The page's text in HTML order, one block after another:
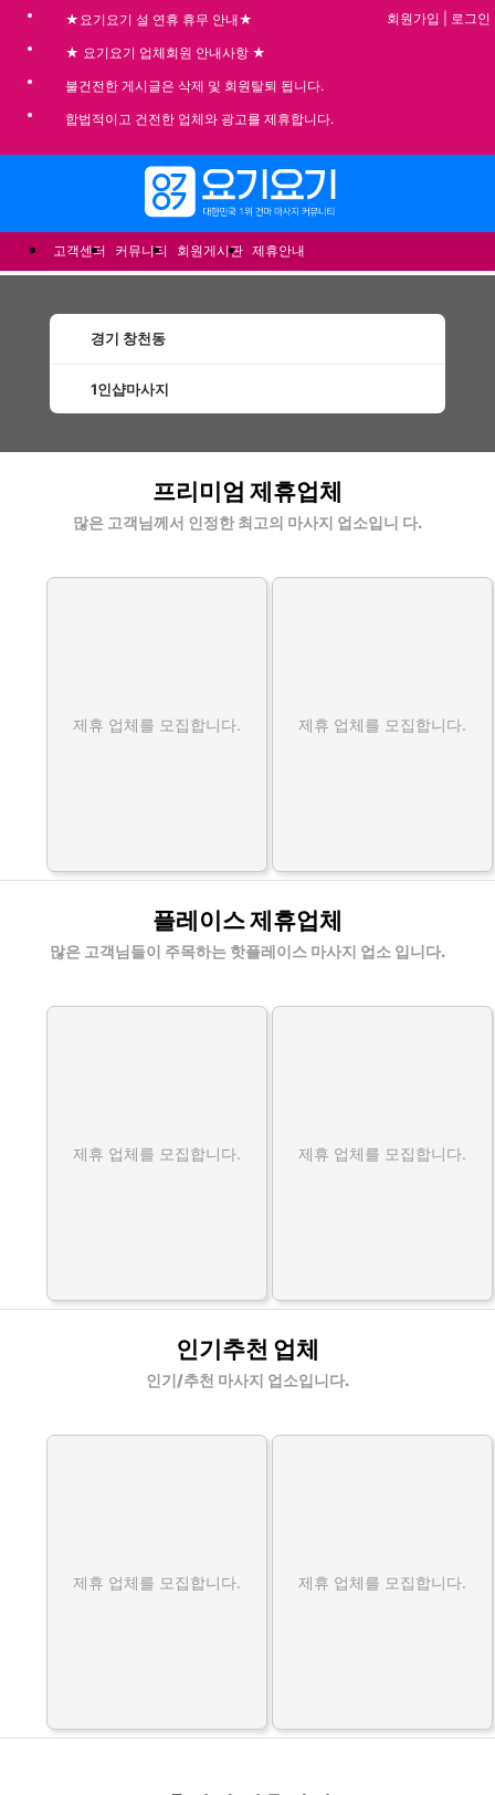
★요기요기 설 연휴 휴무 안내★
★ 요기요기 업체회원 안내사항 ★
불건전한 게시글은 삭제 및 회원탈퇴 됩니다.
합법적이고 건전한 업체와 광고를 제휴합니다.
회원가입 로그인
고객센터 커뮤니티 회원게시판 제휴안내
경기 창천동
1인샵마사지
프리미엄 제휴업체
많은 고객님께서 인정한 최고의 마사지 업소입니 다.
제휴 업체를 모집합니다. 제휴 업체를 모집합니다.
플레이스 제휴업체
많은 고객님들이 주목하는 핫플레이스 마사지 업소 입니다.
제휴 업체를 모집합니다. 제휴 업체를 모집합니다.
인기추천 업체
인기/추천 마사지 업소입니다.
제휴 업체를 모집합니다. 제휴 업체를 모집합니다.